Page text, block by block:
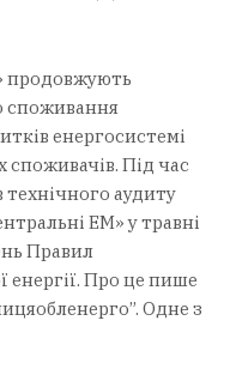
продовжують
споживання
енергосистемі
Під час
технічного аудиту
ЕМ» у травні
Правил
енергії. Про це пише
Одне з